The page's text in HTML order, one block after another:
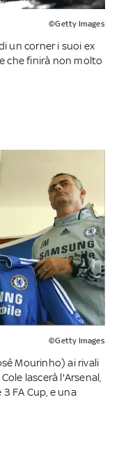
©Getty Images
un corner i suoi ex
che finirà non molto
©Getty Images
Mourinho) ai rivali
lascerà l'Arsenal,
FA Cup, e una